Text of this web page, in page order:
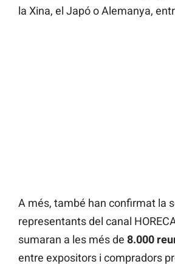
la Xina, el Japó o Alemanya,
A més, també han confirmat la
representants del canal
sumaran a les més de 8.000
entre expositors i compradors